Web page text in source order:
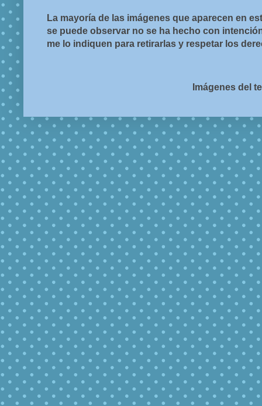
La mayoría de las imágenes que aparecen en
se puede observar no se ha hecho con
me lo indiquen para retirarlas y respetar los
Imágenes del